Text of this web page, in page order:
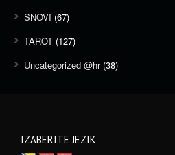
SNOVI (67)
TAROT (127)
Uncategorized @hr(38)
IZABERITE JEZIK